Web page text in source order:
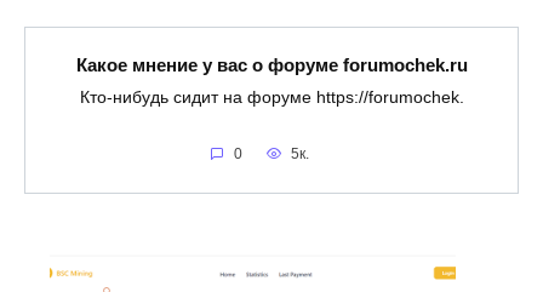
Какое мнение у вас о форуме forumochek.ru
Кто-нибудь сидит на форуме https://forumochek.
0 5к.